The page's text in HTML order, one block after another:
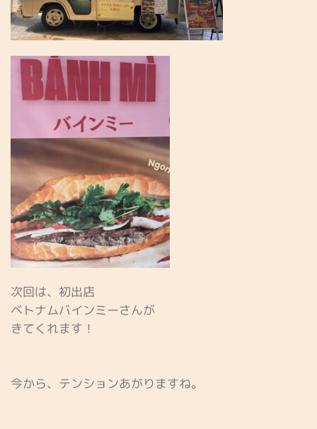
次回は、初出店
ベトナムバインミーさんが
きてくれます！
今から、テンションあがりますね。